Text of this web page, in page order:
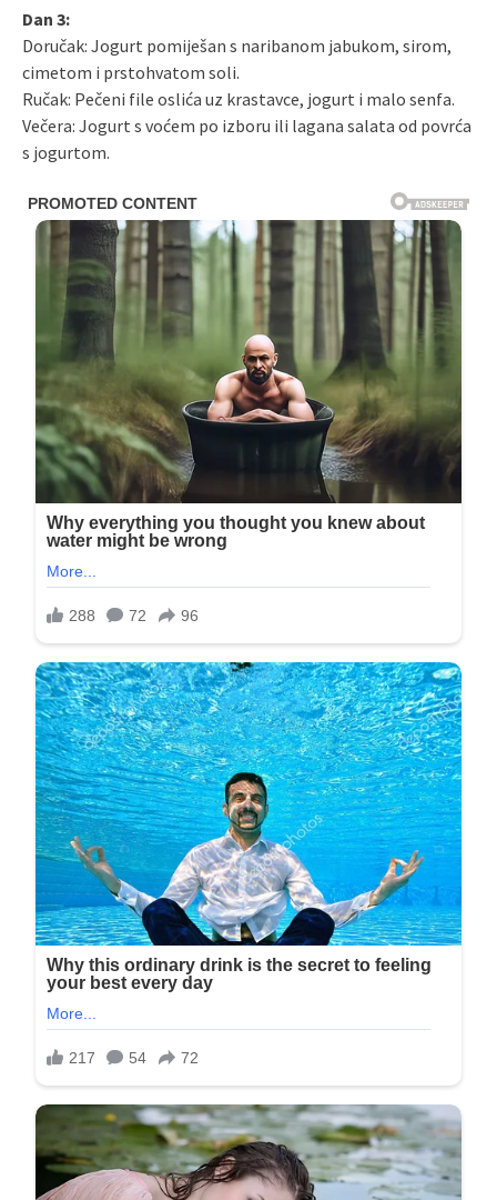
Dan 3:
Doručak: Jogurt pomiješan s naribanom jabukom, sirom,
cimetom i prstohvatom soli.
Ručak: Pečeni file oslića uz krastavce, jogurt i malo senfa.
Večera: Jogurt s voćem po izboru ili lagana salata od povrća
s jogurtom.